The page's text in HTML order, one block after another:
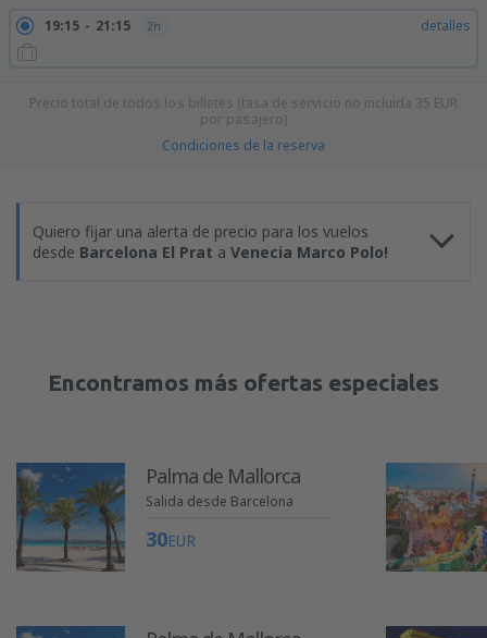
19:15 21:15 2h detalles
Precio total de todos los billetes (tasa de servicio no incluida 35 EUR
por pasajero)
Condiciones de la reserva
Quiero fijar una alerta de precio para los vuelos
desde Barcelona El Prat a Venecia Marco Polo!
Encontramos más ofertas especiales
Palma de Mallorca
Salida desde Barcelona
30EUR